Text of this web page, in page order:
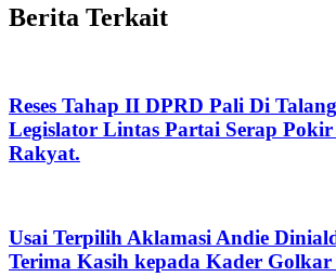
Berita Terkait
Reses Tahap II DPRD Pali Di
Legislator Lintas Partai Serap
Rakyat.
Usai Terpilih Aklamasi Andie
Terima Kasih kepada Kader Golkar